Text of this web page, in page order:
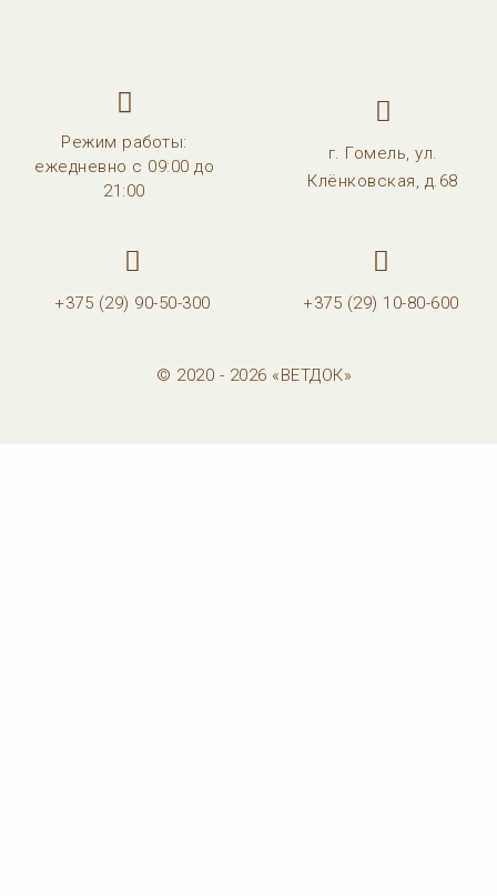
Режим работы:
ежедневно с 09:00 до
21:00
+375 (29) 90-50-300 +375 (29) 10-80-600
г. Гомель, ул.
Клёнковская, д.68
© 2020 - 2026 «ВЕТДОК»